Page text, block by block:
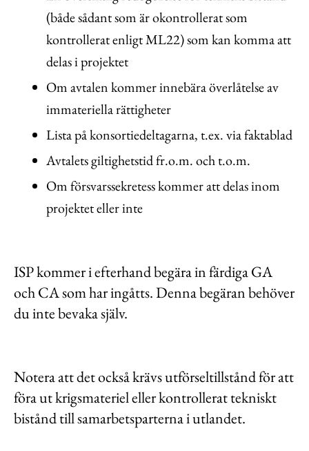
(både sådant som är okontrollerat som
kontrollerat enligt ML22) som kan komma att
delas i projektet
Om avtalen kommer innebära överlåtelse av
immateriella rättigheter
Lista på konsortiedeltagarna, t.ex. via faktablad
Avtalets giltighetstid fr.o.m. och t.o.m.
Om försvarssekretess kommer att delas inom
projektet eller inte
ISP kommer i efterhand begära in färdiga GA
och CA som har ingåtts. Denna begäran behöver
du inte bevaka själv.
Notera att det också krävs utförseltillstånd för att
föra ut krigsmateriel eller kontrollerat tekniskt
bistånd till samarbetsparterna i utlandet.